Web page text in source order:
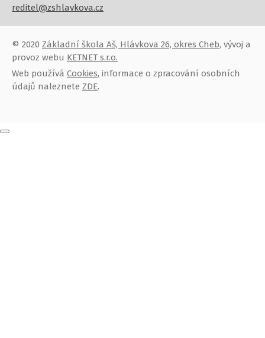
reditel@zshlavkova.cz
© 2020 Základní škola Aš, Hlávkova 26, okres Cheb, vývoj a
provoz webu KETNET s.r.o.
Web používá Cookies, informace o zpracování osobních
údajů naleznete ZDE.